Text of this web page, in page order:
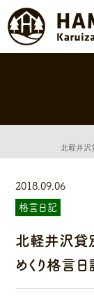
北軽井沢
2018.09.06
格言日記
北軽井沢貸
めくり格言日